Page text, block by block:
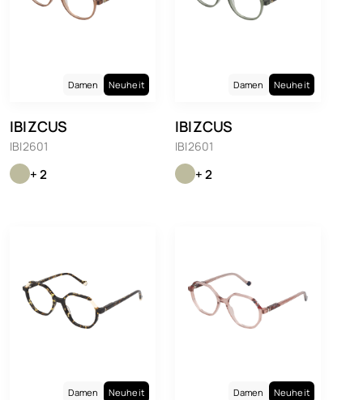
Damen Neuheit
IBIZCUS
IBI2601
+ 2
Damen Neuheit
IBIZCUS
IBI2601
+ 2
Damen Neuheit Damen Neuheit